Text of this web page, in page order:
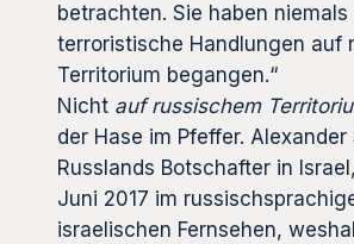
betrachten. Sie haben niemals
terroristische Handlungen auf
Territorium begangen.“
Nicht auf russischem
der Hase im Pfeffer. Alexander
Russlands Botschafter in Israel,
Juni 2017 im
israelischen Fernsehen,